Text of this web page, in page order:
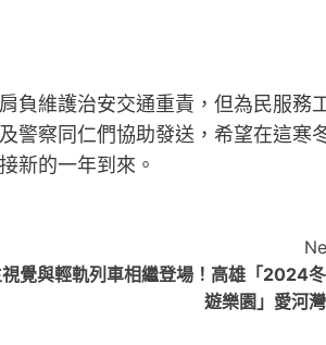
負維護治安交通重責，但為民服務
警察同仁們協助發送，希望在這寒
新的一年到來。
覺與輕軌列車相繼登場！高雄「2024冬
遊樂園」愛河